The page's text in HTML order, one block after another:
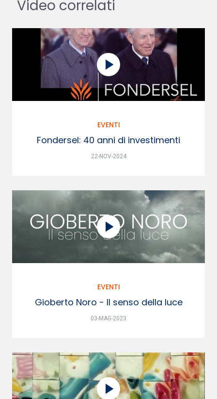
Video correlati
EVENTI
Fondersel: 40 anni di investimenti
22-NOV-2024
EVENTI
Gioberto Noro - Il senso della luce
03-MAG-2023